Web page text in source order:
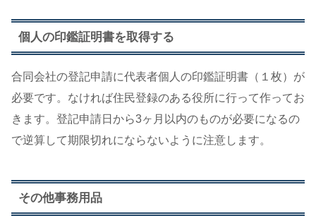
個人の印鑑証明書を取得する
合同会社の登記申請に代表者個人の印鑑証明書（１枚）が
必要です。なければ住民登録のある役所に行って作ってお
きます。登記申請日から3ヶ月以内のものが必要になるの
で逆算して期限切れにならないように注意します。
その他事務用品